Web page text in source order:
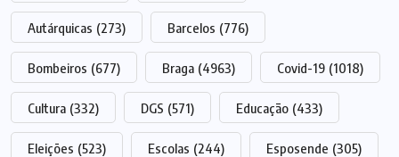
Autárquicas (273) Barcelos (776)
Bombeiros (677) Braga (4963) Covid-19 (1018)
Cultura (332) DGS (571) Educação (433)
Eleições (523) Escolas (244) Esposende (305)